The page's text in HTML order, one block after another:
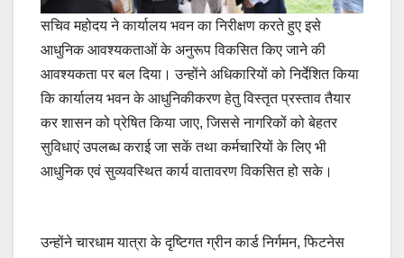
सचिव महोदय ने कार्यालय भवन का निरीक्षण करते हुए इसे
आधुनिक आवश्यकताओं के अनुरूप विकसित किए जाने की
आवश्यकता पर बल दिया। उन्होंने अधिकारियों को निर्देशित किया
कि कार्यालय भवन के आधुनिकीकरण हेतु विस्तृत प्रस्ताव तैयार
कर शासन को प्रेषित किया जाए, जिससे नागरिकों को बेहतर
सुविधाएं उपलब्ध कराई जा सकें तथा कर्मचारियों के लिए भी
आधुनिक एवं सुव्यवस्थित कार्य वातावरण विकसित हो सके।
उन्होंने चारधाम यात्रा के दृष्टिगत ग्रीन कार्ड निर्गमन, फिटनेस